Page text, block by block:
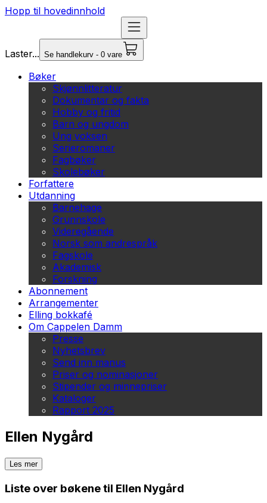
Hopp til hovedinnhold
Laster... Se handlekurv - 0 vare
Bøker
Skjønnlitteratur
Dokumentar og fakta
Hobby og fritid
Barn og ungdom
Ung voksen
Serieromaner
Fagbøker
Skolebøker
Forfattere
Utdanning
Barnehage
Grunnskole
Videregående
Norsk som andrespråk
Fagskole
Akademisk
Forskning
Abonnement
Arrangementer
Elling bokkafé
Om Cappelen Damm
Presse
Nyhetsbrev
Send inn manus
Priser og nominasjoner
Stipender og minnepriser
Kataloger
Rapport 2025
Ellen Nygård
Les mer
Liste over bøkene til Ellen Nygård